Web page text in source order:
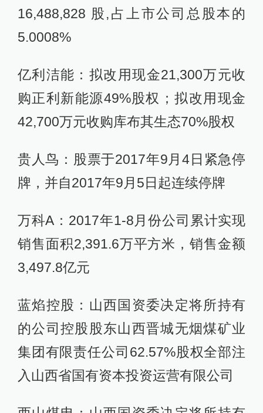
16,488,828 股,占上市公司总股本的
5.0008%
亿利洁能：拟改用现金21,300万元收
购正利新能源49%股权；拟改用现金
42,700万元收购库布其生态70%股权
贵人鸟：股票于2017年9月4日紧急停
牌，并自2017年9月5日起连续停牌
万科A：2017年1-8月份公司累计实现
销售面积2,391.6万平方米，销售金额
3,497.8亿元
蓝焰控股：山西国资委决定将所持有
的公司控股股东山西晋城无烟煤矿业
集团有限责任公司62.57%股权全部注
入山西省国有资本投资运营有限公司